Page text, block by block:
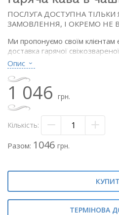
ПОСЛУГА ДОСТУПНА ТІЛЬКИ
ЗАМОВЛЕННЯ, І ОКРЕМО НЕ
Ми пропонуємо своїм клієнтам
доставка гарячої
чудовими квітами. Кава
із ложкою, після доставки
залишається в одержувачки)).
Опис
1 046 грн.
Кількість:
Разом: 1046 грн.
ТЕРМІНОВА